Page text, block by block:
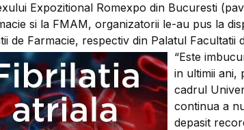
Expozitional Romexpo din Bucuresti
si la FMAM, organizatorii le-au pus la
de Farmacie, respectiv din Palatul Facultatii
“Este
in ultimii ani,
cadrul
continua a
depasit